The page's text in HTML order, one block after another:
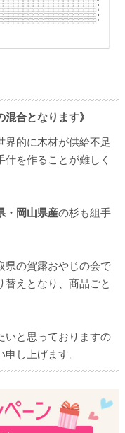
合となります》
界的に木材が供給不足
を作ることが難しく
・岡山県産の杉も組手
県の賀露おやじの会で
えとなり、商品ごと
いと思っておりますの
し上げます。